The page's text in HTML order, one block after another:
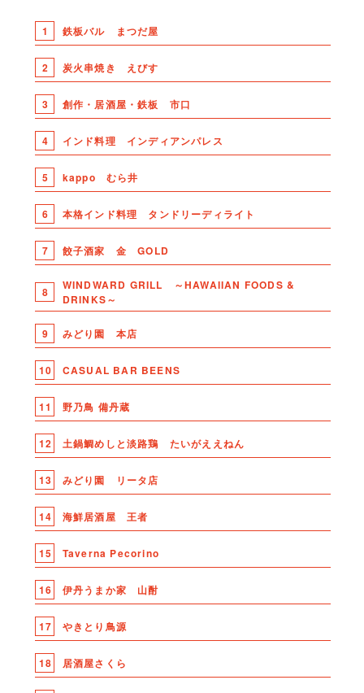
1 鉄板バル まつだ屋
2 炭火串焼き えびす
3 創作・居酒屋・鉄板 市口
4 インド料理 インディアンパレス
5 kappo むら井
6 本格インド料理 タンドリーディライト
7 餃子酒家 金 GOLD
8
WINDWARD GRILL ～HAWAIIAN FOODS &
DRINKS～
9 みどり園 本店
10 CASUAL BAR BEENS
11 野乃鳥 備丹蔵
12 土鍋鯛めしと淡路鶏 たいがええねん
13 みどり園 リータ店
14 海鮮居酒屋 王者
15 Taverna Pecorino
16 伊丹うまか家 山酎
17 やきとり鳥源
18 居酒屋さくら